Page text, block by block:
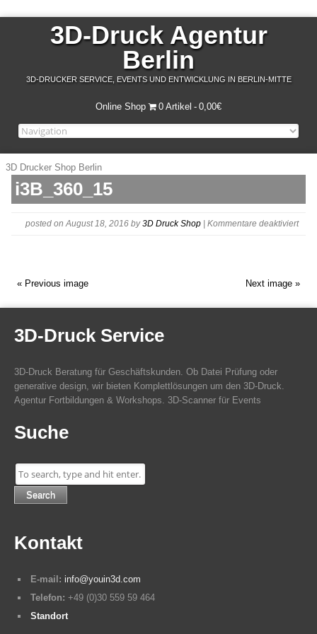
3D-Druck Agentur
Berlin
3D-DRUCKER SERVICE, EVENTS UND ENTWICKLUNG IN BERLIN-MITTE
Online Shop 0 Artikel 0,00€
3D Drucker Shop Berlin
i3B_360_15
posted on August 18, 2016 by3D Druck Shop Kommentare deaktiviertfür
Next image »
« Previous image
3D-Druck Service
3D-Druck Beratung für Geschäftskunden. Ob Datei Prüfung oder
generative design, wir bieten Komplettlösungen um den 3D-Druck.
Agentur Fortbildungen & Workshops. 3D-Scanner für Events
Suche
Search
Kontakt
E-mail: info@youin3d.com
Telefon: +49 (0)30 559 59 464
Standort